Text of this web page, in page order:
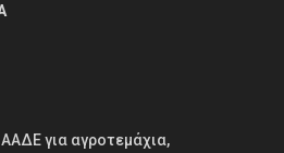
για αγροτεμάχια,